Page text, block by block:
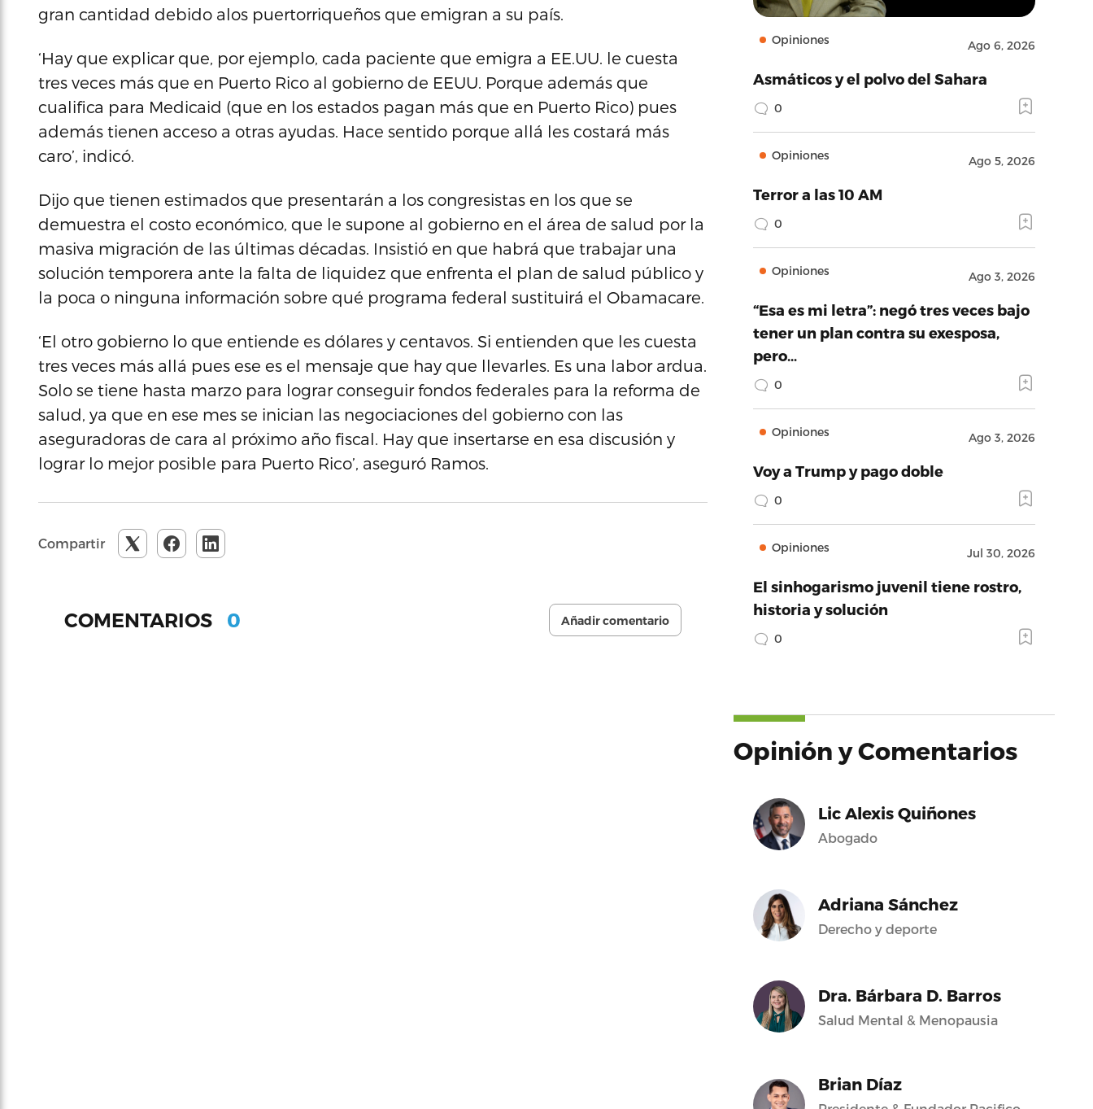
gran cantidad debido alos puertorriqueños que emigran a su país.
‘Hay que explicar que, por ejemplo, cada paciente que emigra a EE.UU. le cuesta
tres veces más que en Puerto Rico al gobierno de EEUU. Porque además que
cualifica para Medicaid (que en los estados pagan más que en Puerto Rico) pues
además tienen acceso a otras ayudas. Hace sentido porque allá les costará más
caro’, indicó.
Dijo que tienen estimados que presentarán a los congresistas en los que se
demuestra el costo económico, que le supone al gobierno en el área de salud por la
masiva migración de las últimas décadas. Insistió en que habrá que trabajar una
solución temporera ante la falta de liquidez que enfrenta el plan de salud público y
la poca o ninguna información sobre qué programa federal sustituirá el Obamacare.
‘El otro gobierno lo que entiende es dólares y centavos. Si entienden que les cuesta
tres veces más allá pues ese es el mensaje que hay que llevarles. Es una labor ardua.
Solo se tiene hasta marzo para lograr conseguir fondos federales para la reforma de
salud, ya que en ese mes se inician las negociaciones del gobierno con las
aseguradoras de cara al próximo año fiscal. Hay que insertarse en esa discusión y
lograr lo mejor posible para Puerto Rico’, aseguró Ramos.
Compartir
COMENTARIOS 0 Añadir comentario
Opiniones Ago 6, 2026
Asmáticos y el polvo del Sahara
0
Opiniones Ago 5, 2026
Terror a las 10 AM
0
Opiniones Ago 3, 2026
“Esa es mi letra”: negó tres veces bajo
tener un plan contra su exesposa,
pero…
0
Opiniones Ago 3, 2026
Voy a Trump y pago doble
0
Opiniones Jul 30, 2026
El sinhogarismo juvenil tiene rostro,
historia y solución
0
Opinión y Comentarios
Lic Alexis Quiñones
Abogado
Adriana Sánchez
Derecho y deporte
Dra. Bárbara D. Barros
Salud Mental & Menopausia
Brian Díaz